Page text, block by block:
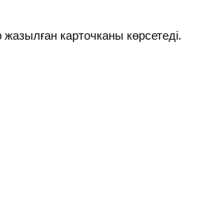
карточканы көрсетеді.